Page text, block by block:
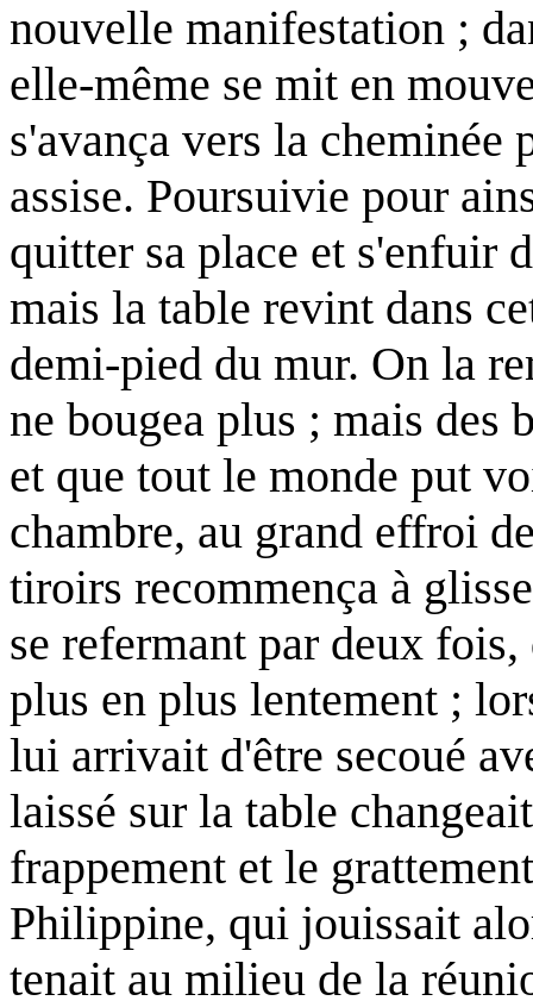
nouvelle manifestation ;
elle-même se mit en
s'avança vers la
assise. Poursuivie pour
quitter sa place et s'enfuir
mais la table revint dans
demi-pied du mur. On la
ne bougea plus ; mais des
et que tout le monde put
chambre, au grand effroi
tiroirs recommença à
se refermant par deux
plus en plus lentement ;
lui arrivait d'être secoué
laissé sur la table
frappement et le
Philippine, qui jouissait
tenait au milieu de la